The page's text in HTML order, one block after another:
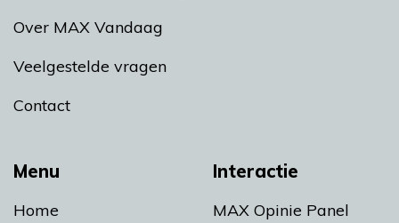
Menu
Home
Interactie
MAX Opinie Panel
Over MAX Vandaag
Veelgestelde vragen
Contact